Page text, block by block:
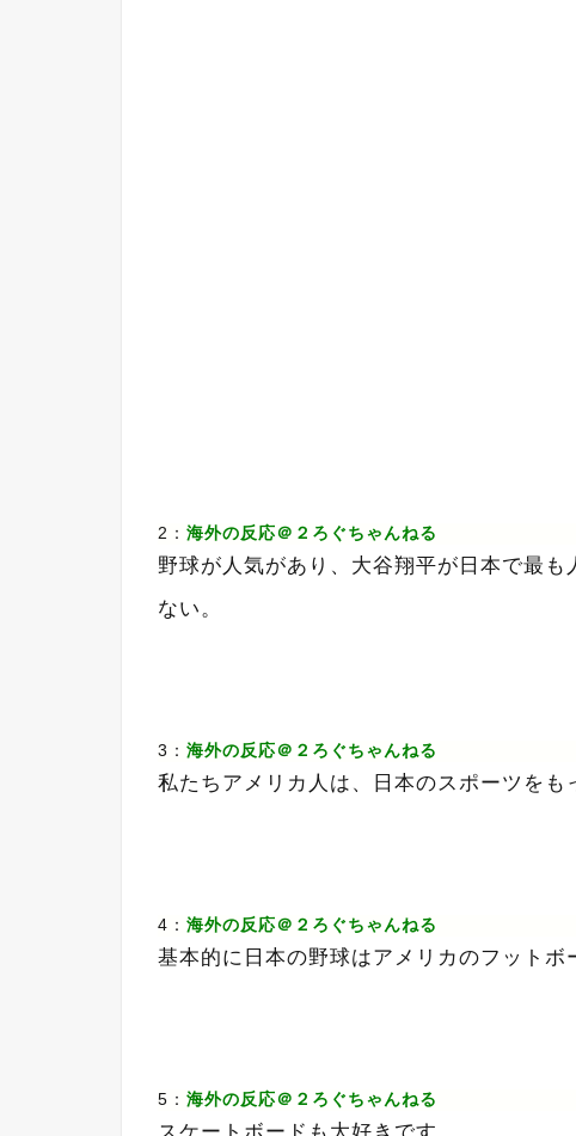
2： 海外の反応＠２ろぐちゃんねる
野球が人気があり、大谷翔平が日本で最
ない。
3： 海外の反応＠２ろぐちゃんねる
私たちアメリカ人は、日本のスポーツをも
4： 海外の反応＠２ろぐちゃんねる
基本的に日本の野球はアメリカのフットボ
5： 海外の反応＠２ろぐちゃんねる